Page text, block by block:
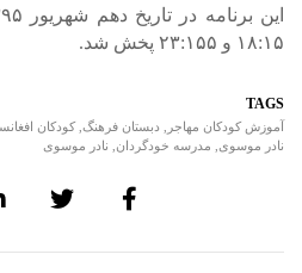
۱۸:۱۵ و ۲۳:۱۵۵ پخش شد.
TAGS
آموزش کودکان مهاجر دبستان فرهنگ کودکان
نادر موسوی
مدرسه خودگردان نادر موسوی